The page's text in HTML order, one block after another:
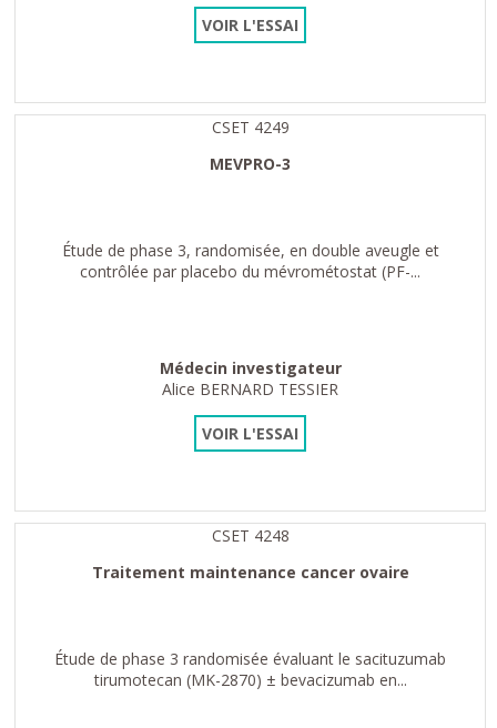
VOIR L'ESSAI
CSET 4249
MEVPRO-3
Étude de phase 3, randomisée, en double aveugle et
contrôlée par placebo du mévrométostat (PF-...
Médecin investigateur
Alice BERNARD TESSIER
VOIR L'ESSAI
CSET 4248
Traitement maintenance cancer ovaire
Étude de phase 3 randomisée évaluant le sacituzumab
tirumotecan (MK-2870) ± bevacizumab en...